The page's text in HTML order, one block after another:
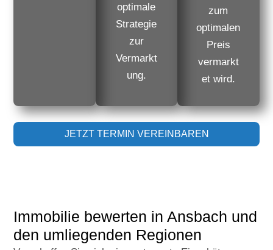
optimale
Strategie
zur
Vermarkt
ung.
zum
optimalen
Preis
vermarkt
et wird.
JETZT TERMIN VEREINBAREN
Immobilie bewerten in Ansbach und
den umliegenden Regionen